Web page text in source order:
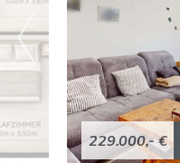
229.000,- €